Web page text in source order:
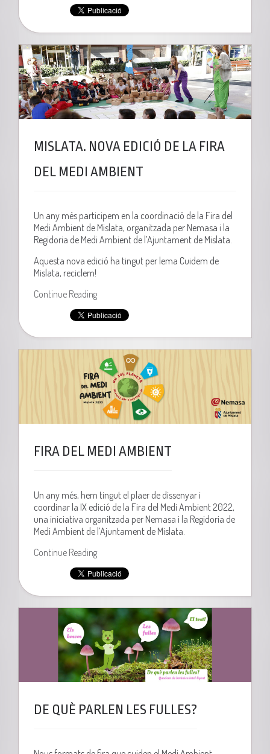
MISLATA. NOVA EDICIÓ DE LA FIRA
DEL MEDI AMBIENT
Un any més participem en la coordinació de la Fira del
Medi Ambient de Mislata, organitzada per Nemasa i la
Regidoria de Medi Ambient de l’Ajuntament de Mislata.
Aquesta nova edició ha tingut per lema Cuidem de
Mislata, reciclem!
Continue Reading
FIRA DEL MEDI AMBIENT
Un any més, hem tingut el plaer de dissenyar i
coordinar la IX edició de la Fira del Medi Ambient 2022,
una iniciativa organitzada per Nemasa i la Regidoria de
Medi Ambient de l’Ajuntament de Mislata.
Continue Reading
DE QUÈ PARLEN LES FULLES?